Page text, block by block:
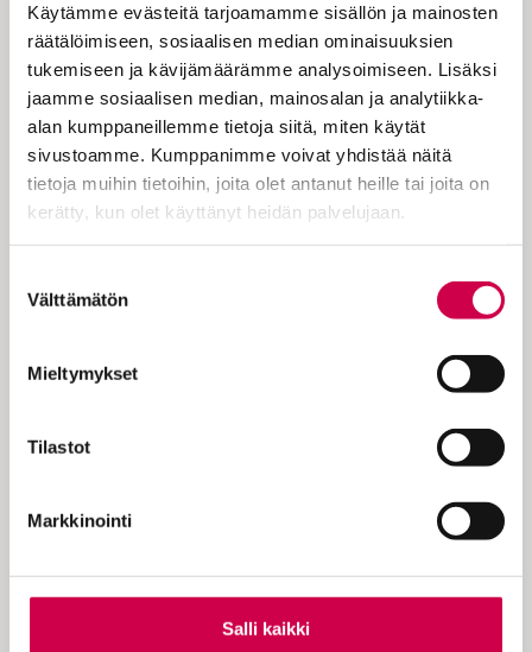
Käytämme evästeitä tarjoamamme sisällön ja mainosten
räätälöimiseen, sosiaalisen median ominaisuuksien
tukemiseen ja kävijämäärämme analysoimiseen. Lisäksi
jaamme sosiaalisen median, mainosalan ja analytiikka-
alan kumppaneillemme tietoja siitä, miten käytät
sivustoamme. Kumppanimme voivat yhdistää näitä
tietoja muihin tietoihin, joita olet antanut heille tai joita on
kerätty, kun olet käyttänyt heidän palvelujaan.
valinta
Välttämätön
Mieltymykset
Tilastot
Markkinointi
Salli kaikki
Reininmaalla Bermersheimin
aatelisperheeseen. Lapsikatraan nuorin
lähetettiin kahdeksanvuotiaana
Disibodenbergin benediktiiniläisluostariin,
koska hän oli osoittanut uskonnollista ja
akateemista taipumusta.
Nuori nainen perehtyi teologian lisäksi
huomattavan oppinut, vaikka hän sitä itse
väitteelle, että kaikki hänen kirjoituksensa
jolloin harva nainen sai ääntään kuuluviin.
Bingeniläinen näki näkyjä lapsesta asti.
Näyt tulivat hänelle fyysisinä kuvina, jotka
kuvauksin. Tutkijoiden mukaan hänen
ilmestyksensä olivat samantapaisia kuin